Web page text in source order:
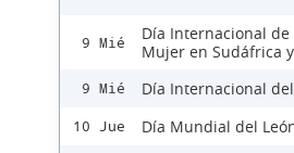
9 Mié
Día Internacional
Mujer en Sudáfrica
9 Mié Día Internacional
10 Jue Día Mundial del